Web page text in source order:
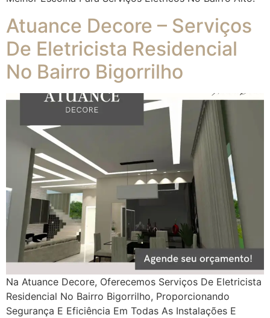
Atuance Decore – Serviços
De Eletricista Residencial
No Bairro Bigorrilho
Na Atuance Decore, Oferecemos Serviços De Eletricista
Residencial No Bairro Bigorrilho, Proporcionando
Segurança E Eficiência Em Todas As Instalações E